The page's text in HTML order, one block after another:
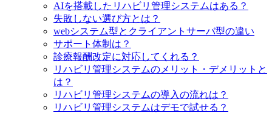
AIを搭載したリハビリ管理システムはある？
失敗しない選び方とは？
webシステム型とクライアントサーバ型の違い
サポート体制は？
診療報酬改定に対応してくれる？
リハビリ管理システムのメリット・デメリットと
は？
リハビリ管理システムの導入の流れは？
リハビリ管理システムはデモで試せる？